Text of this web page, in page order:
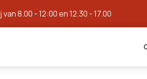
8.00 - 12:00 en 12.30 - 17.00